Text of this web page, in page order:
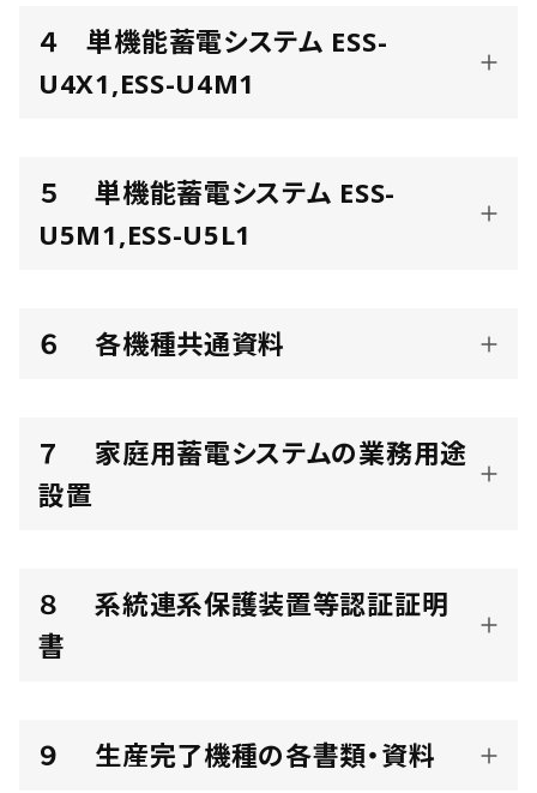
４ 単機能蓄電システム ESS-
U4X1,ESS-U4M1
５ 単機能蓄電システム ESS-
U5M1,ESS-U5L1
６ 各機種共通資料
７ 家庭用蓄電システムの業務用途
設置
８ 系統連系保護装置等認証証明
書
９ 生産完了機種の各書類・資料